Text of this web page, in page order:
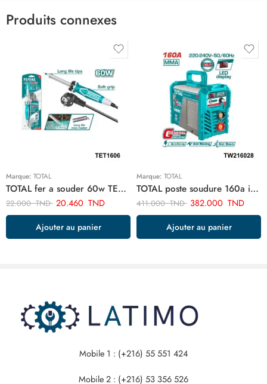
Produits connexes
Marque: TOTAL
TOTAL fer a souder 60w TET1606
22.000TND 20.460 TND
Ajouter au panier
Marque: TOTAL
TOTAL poste soudure 160a inverter TW216028
411.000TND 382.000 TND
Ajouter au panier
Mobile 1 : (+216) 55 551 424
Mobile 2 : (+216) 53 356 526